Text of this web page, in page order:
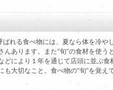
ばれる食べ物には、夏なら体を冷
あります。また“旬”の食材を使う
どにより１年を通じて店頭に並ぶ
大切なこと。食べ物の“旬”を覚え